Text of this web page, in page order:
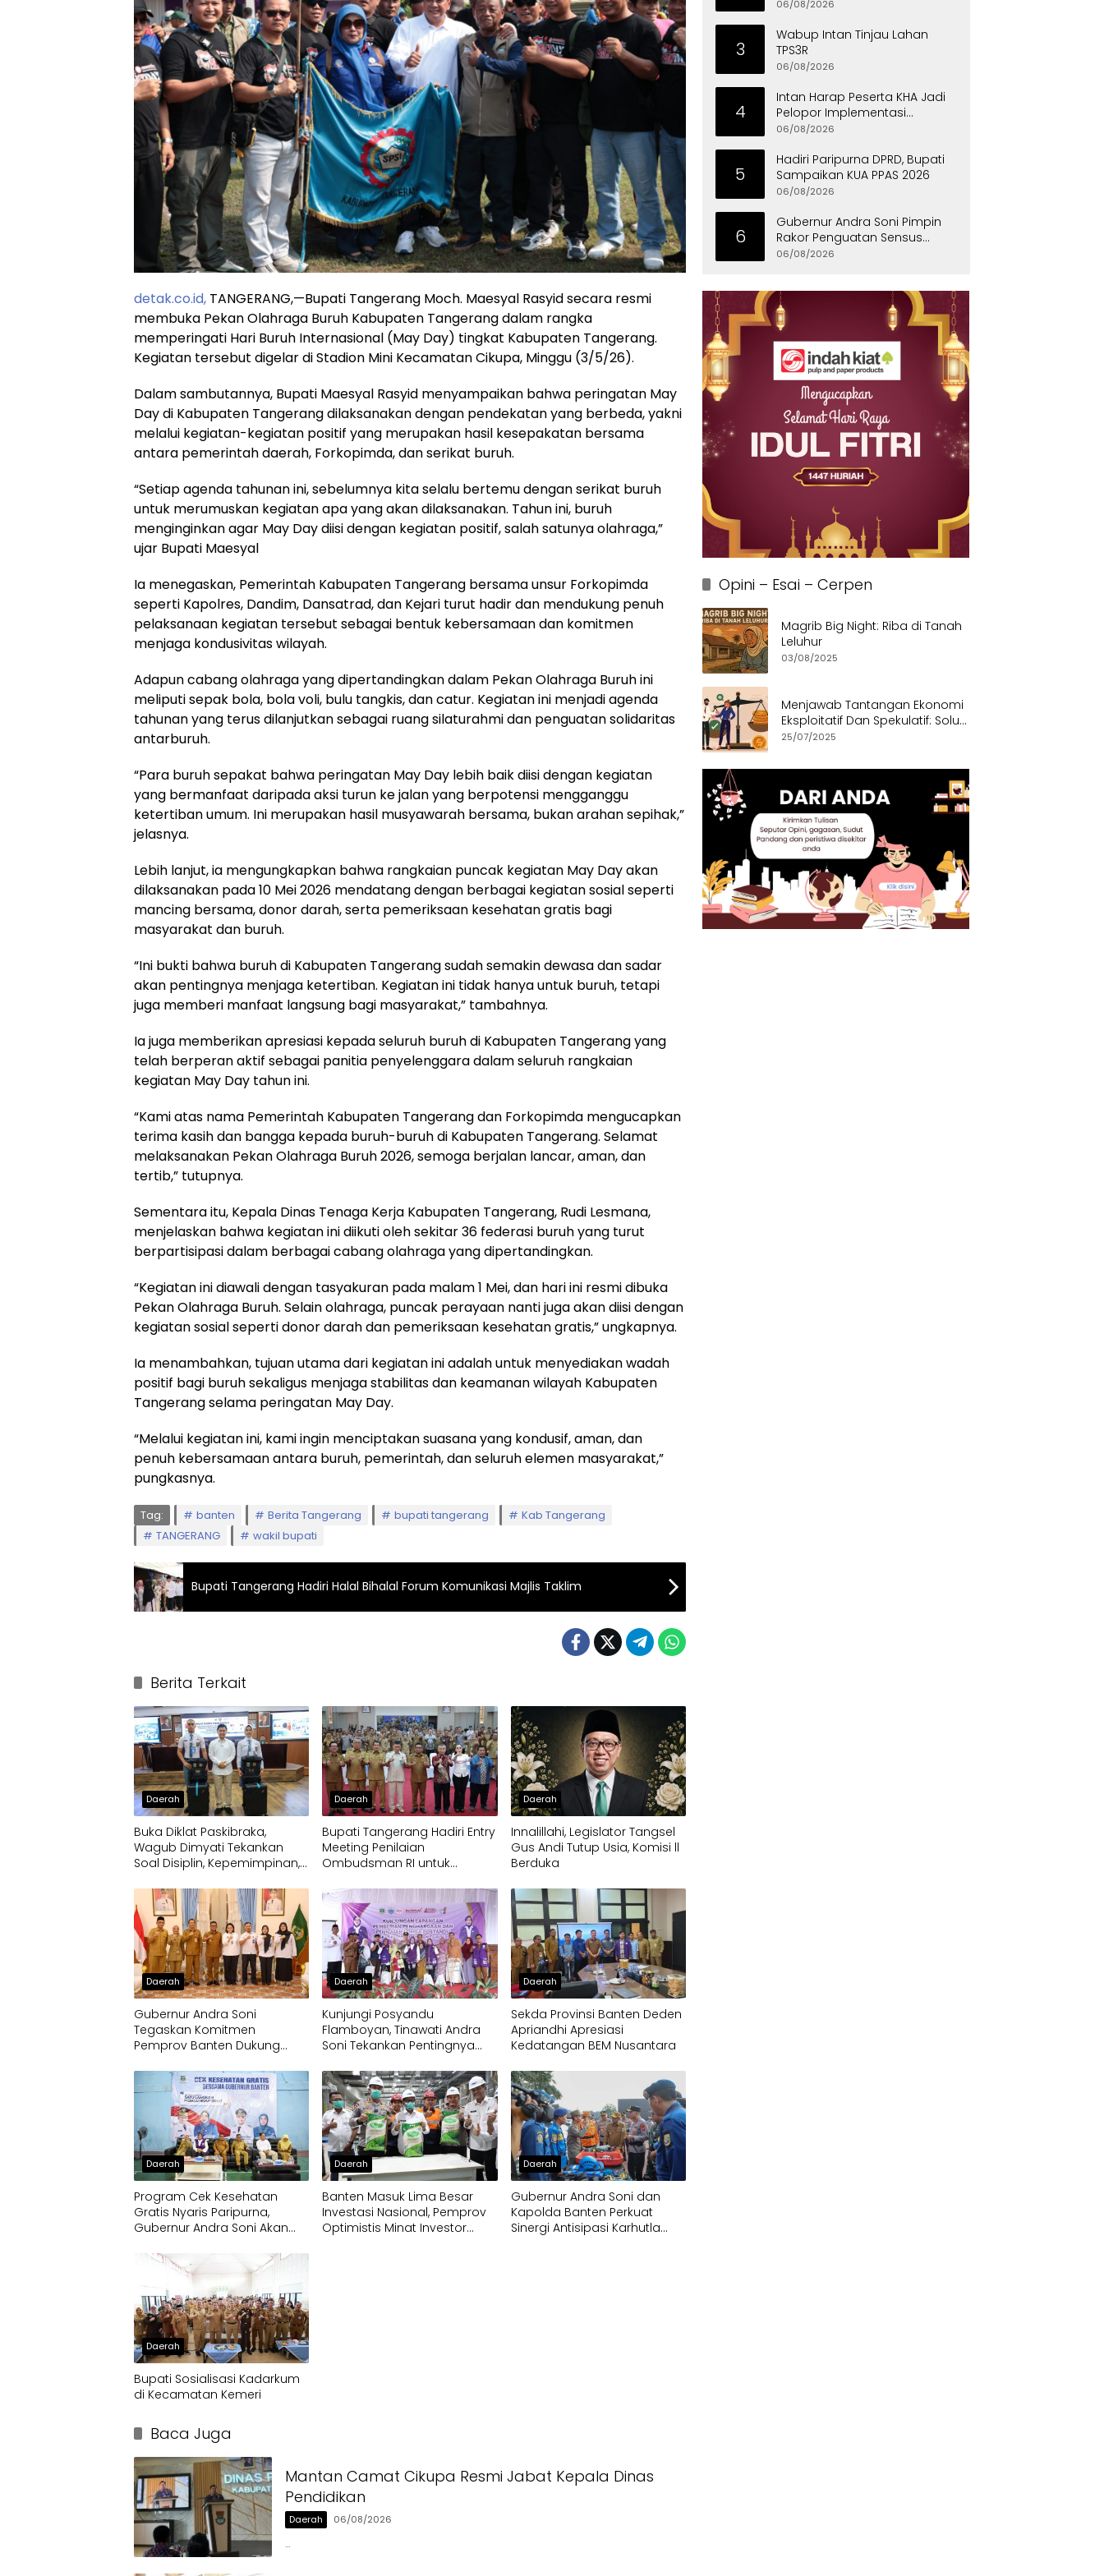
detak.co.id, TANGERANG,—Bupati Tangerang Moch. Maesyal Rasyid secara resmi
membuka Pekan Olahraga Buruh Kabupaten Tangerang dalam rangka
memperingati Hari Buruh Internasional (May Day) tingkat Kabupaten Tangerang.
Kegiatan tersebut digelar di Stadion Mini Kecamatan Cikupa, Minggu (3/5/26).
Dalam sambutannya, Bupati Maesyal Rasyid menyampaikan bahwa peringatan May
Day di Kabupaten Tangerang dilaksanakan dengan pendekatan yang berbeda, yakni
melalui kegiatan-kegiatan positif yang merupakan hasil kesepakatan bersama
antara pemerintah daerah, Forkopimda, dan serikat buruh.
“Setiap agenda tahunan ini, sebelumnya kita selalu bertemu dengan serikat buruh
untuk merumuskan kegiatan apa yang akan dilaksanakan. Tahun ini, buruh
menginginkan agar May Day diisi dengan kegiatan positif, salah satunya olahraga,”
ujar Bupati Maesyal
Ia menegaskan, Pemerintah Kabupaten Tangerang bersama unsur Forkopimda
seperti Kapolres, Dandim, Dansatrad, dan Kejari turut hadir dan mendukung penuh
pelaksanaan kegiatan tersebut sebagai bentuk kebersamaan dan komitmen
menjaga kondusivitas wilayah.
Adapun cabang olahraga yang dipertandingkan dalam Pekan Olahraga Buruh ini
meliputi sepak bola, bola voli, bulu tangkis, dan catur. Kegiatan ini menjadi agenda
tahunan yang terus dilanjutkan sebagai ruang silaturahmi dan penguatan solidaritas
antarburuh.
“Para buruh sepakat bahwa peringatan May Day lebih baik diisi dengan kegiatan
yang bermanfaat daripada aksi turun ke jalan yang berpotensi mengganggu
ketertiban umum. Ini merupakan hasil musyawarah bersama, bukan arahan sepihak,”
jelasnya.
Lebih lanjut, ia mengungkapkan bahwa rangkaian puncak kegiatan May Day akan
dilaksanakan pada 10 Mei 2026 mendatang dengan berbagai kegiatan sosial seperti
mancing bersama, donor darah, serta pemeriksaan kesehatan gratis bagi
masyarakat dan buruh.
“Ini bukti bahwa buruh di Kabupaten Tangerang sudah semakin dewasa dan sadar
akan pentingnya menjaga ketertiban. Kegiatan ini tidak hanya untuk buruh, tetapi
juga memberi manfaat langsung bagi masyarakat,” tambahnya.
Ia juga memberikan apresiasi kepada seluruh buruh di Kabupaten Tangerang yang
telah berperan aktif sebagai panitia penyelenggara dalam seluruh rangkaian
kegiatan May Day tahun ini.
“Kami atas nama Pemerintah Kabupaten Tangerang dan Forkopimda mengucapkan
terima kasih dan bangga kepada buruh-buruh di Kabupaten Tangerang. Selamat
melaksanakan Pekan Olahraga Buruh 2026, semoga berjalan lancar, aman, dan
tertib,” tutupnya.
Sementara itu, Kepala Dinas Tenaga Kerja Kabupaten Tangerang, Rudi Lesmana,
menjelaskan bahwa kegiatan ini diikuti oleh sekitar 36 federasi buruh yang turut
berpartisipasi dalam berbagai cabang olahraga yang dipertandingkan.
“Kegiatan ini diawali dengan tasyakuran pada malam 1 Mei, dan hari ini resmi dibuka
Pekan Olahraga Buruh. Selain olahraga, puncak perayaan nanti juga akan diisi dengan
kegiatan sosial seperti donor darah dan pemeriksaan kesehatan gratis,” ungkapnya.
Ia menambahkan, tujuan utama dari kegiatan ini adalah untuk menyediakan wadah
positif bagi buruh sekaligus menjaga stabilitas dan keamanan wilayah Kabupaten
Tangerang selama peringatan May Day.
“Melalui kegiatan ini, kami ingin menciptakan suasana yang kondusif, aman, dan
penuh kebersamaan antara buruh, pemerintah, dan seluruh elemen masyarakat,”
pungkasnya.
Tag: banten Berita Tangerang bupati tangerang
Kab Tangerang
TANGERANG
wakil bupati
Bupati Tangerang Hadiri Halal Bihalal Forum Komunikasi Majlis Taklim
Berita Terkait
Daerah
Buka Diklat Paskibraka,
Wagub Dimyati Tekankan
Soal Disiplin, Kepemimpinan,
Daerah
Bupati Tangerang Hadiri Entry
Meeting Penilaian
Ombudsman RI untuk
Pelayanan Publik
Daerah
Innalillahi, Legislator Tangsel
Gus Andi Tutup Usia, Komisi ll
Berduka
Daerah
Gubernur Andra Soni
Tegaskan Komitmen
Pemprov Banten Dukung
Daerah
Kunjungi Posyandu
Flamboyan, Tinawati Andra
Soni Tekankan Pentingnya
Daerah
Sekda Provinsi Banten Deden
Apriandhi Apresiasi
Kedatangan BEM Nusantara
Daerah
Program Cek Kesehatan
Gratis Nyaris Paripurna,
Gubernur Andra Soni Akan
Daerah
Banten Masuk Lima Besar
Investasi Nasional, Pemprov
Optimistis Minat Investor
Daerah
Gubernur Andra Soni dan
Kapolda Banten Perkuat
Sinergi Antisipasi Karhutla
Daerah
Bupati Sosialisasi Kadarkum
di Kecamatan Kemeri
Baca Juga
Mantan Camat Cikupa Resmi Jabat Kepala Dinas
Pendidikan
Daerah 06/08/2026
…
06/08/2026
3
Wabup Intan Tinjau Lahan
TPS3R
06/08/2026
4
Intan Harap Peserta KHA Jadi
Pelopor Implementasi
Permainan Tradisional
06/08/2026
5
Hadiri Paripurna DPRD, Bupati
Sampaikan KUA PPAS 2026
06/08/2026
6
Gubernur Andra Soni Pimpin
Rakor Penguatan Sensus
Ekonomi 2026 Provinsi Banten
06/08/2026
Opini – Esai – Cerpen
Magrib Big Night: Riba di Tanah
Leluhur
03/08/2025
Menjawab Tantangan Ekonomi
Eksploitatif Dan Spekulatif: Solusi
Etis dan Berkeadilan
25/07/2025